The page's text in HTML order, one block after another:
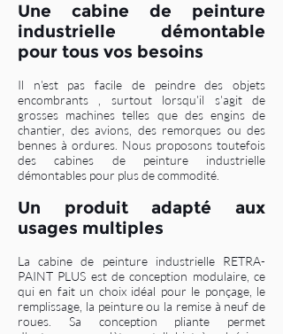
Une cabine de peinture
industrielle démontable
pour tous vos besoins
Il n'est pas facile de peindre des objets
encombrants , surtout lorsqu'il s'agit de
grosses machines telles que des engins de
chantier, des avions, des remorques ou des
bennes à ordures. Nous proposons toutefois
des cabines de peinture industrielle
démontables pour plus de commodité.
Un produit adapté aux
usages multiples
La cabine de peinture industrielle RETRA-
PAINT PLUS est de conception modulaire, ce
qui en fait un choix idéal pour le ponçage, le
remplissage, la peinture ou la remise à neuf de
roues. Sa conception pliante permet